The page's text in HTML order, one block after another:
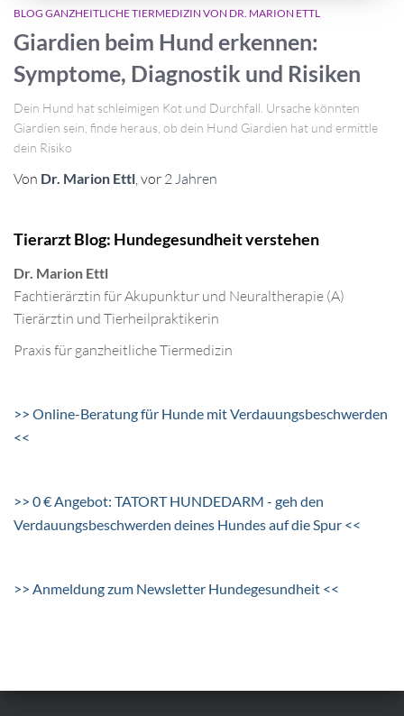
BLOG GANZHEITLICHE TIERMEDIZIN VON DR. MARION ETTL
Giardien beim Hund erkennen:
Symptome, Diagnostik und Risiken
Dein Hund hat schleimigen Kot und Durchfall. Ursache könnten
Giardien sein, finde heraus, ob dein Hund Giardien hat und ermittle
dein Risiko
Von Dr. Marion Ettl , vor 2 Jahren
Tierarzt Blog: Hundegesundheit verstehen
Dr. Marion Ettl
Fachtierärztin für Akupunktur und Neuraltherapie (A)
Tierärztin und Tierheilpraktikerin
Praxis für ganzheitliche Tiermedizin
>> Online-Beratung für Hunde mit Verdauungsbeschwerden
<<
>> 0 € Angebot: TATORT HUNDEDARM - geh den
Verdauungsbeschwerden deines Hundes auf die Spur <<
>> Anmeldung zum Newsletter Hundegesundheit <<